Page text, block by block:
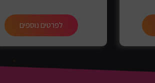
לפרטים נוספים